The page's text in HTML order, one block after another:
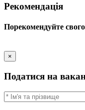
Рекомендація
Порекомендуйте
×
Податися на